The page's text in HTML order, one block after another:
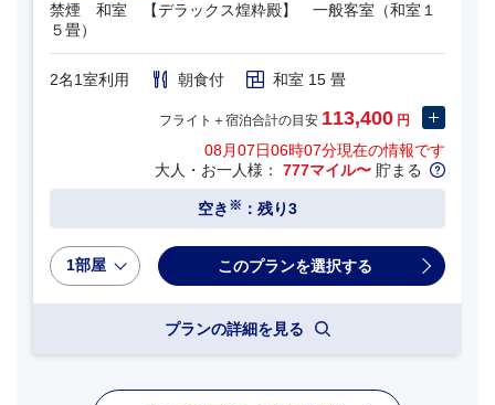
禁煙 和室 【デラックス煌粋殿】 一般客室（和室１
５畳）
2名1室利用 朝食付 和室 15 畳
フライト＋宿泊合計の目安 113,400 円
08月07日06時07分現在の情報です
大人・お一人様： 777マイル〜 貯まる
空き ※ ：残り3
1部屋
プランの詳細を見る